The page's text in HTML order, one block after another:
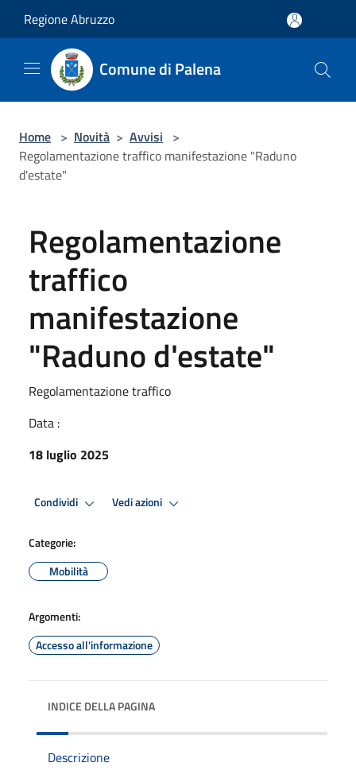
Regione Abruzzo
Comune di Palena
Home > Novità > Avvisi >
Regolamentazione traffico manifestazione "Raduno
d'estate"
Regolamentazione
traffico
manifestazione
"Raduno d'estate"
Regolamentazione traffico
Data :
18 luglio 2025
Condividi Vedi azioni
Categorie:
Mobilità
Argomenti:
Accesso all'informazione
INDICE DELLA PAGINA
Descrizione